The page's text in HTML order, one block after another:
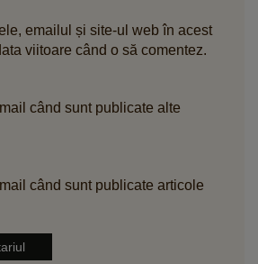
emailul și site-ul web în acest
viitoare când o să comentez.
când sunt publicate alte
când sunt publicate articole